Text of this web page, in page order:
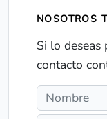
NOSOTROS
Si lo deseas
contacto